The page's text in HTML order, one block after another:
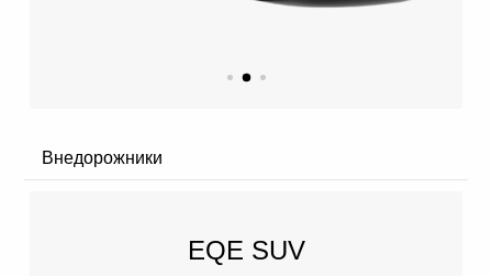
Внедорожники
EQE SUV